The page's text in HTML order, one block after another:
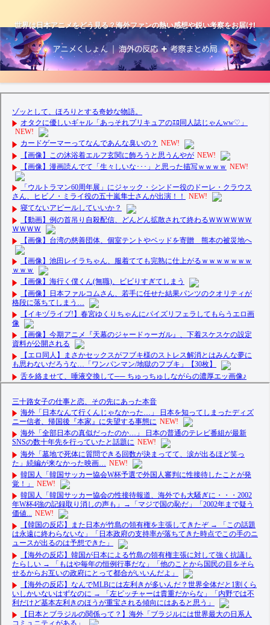
世界は日本アニメをどう見る？海外ファンの熱い感想や鋭い考察をお届け!